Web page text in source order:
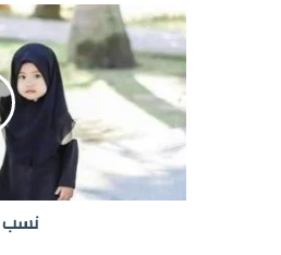
ن
س
ب
ا
ل
و
ل
د
ل
نسب